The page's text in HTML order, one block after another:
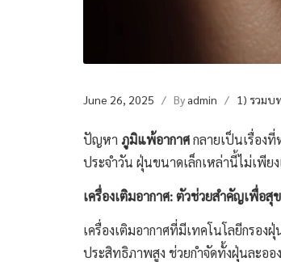
June 26, 2025 / By admin / 1) รวมบ
ปัญหา ภูมิแพ้อากาศกลายเป็นเรื่อง
ประจำวัน ฝุ่นขนาดเล็กเหล่านี้ไม่เพี
เครื่องเติมอากาศ: ตัวช่วยสำคัญเพื่อ
เครื่องเติมอากาศที่มีเทคโนโลยีกรอ
ประสิทธิภาพสูง ช่วยกำจัดทั้งฝุ่นละอ